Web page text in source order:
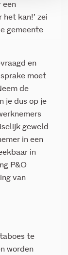
een
kan!’ zei
gemeente
en
moet
de
je dus op je
geweld
in een
in
P&O
van
te
worden